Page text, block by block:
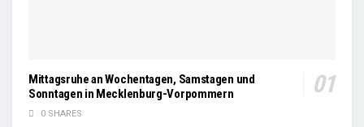
Mittagsruhe an Wochentagen, Samstagen und
Sonntagen in Mecklenburg-Vorpommern
0 SHARES